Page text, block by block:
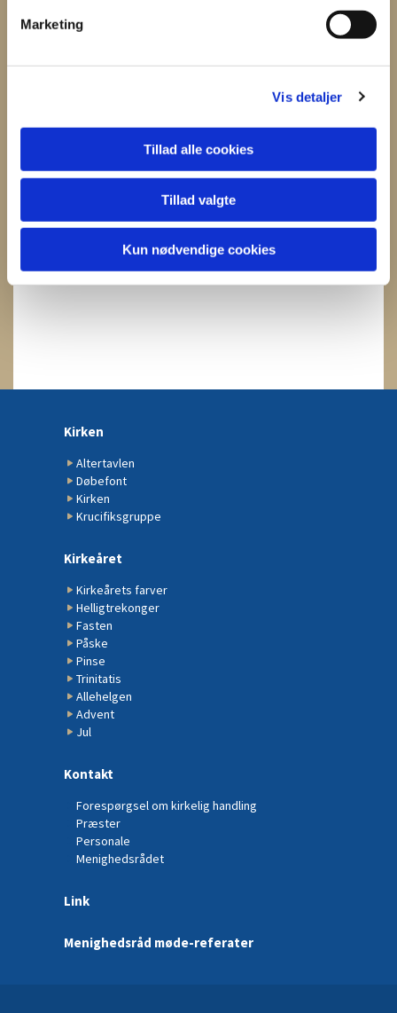
Marketing
Vis detaljer
Tillad alle cookies
Tillad valgte
Kun nødvendige cookies
Kirken
Altertavlen
Døbefont
Kirken
Krucifiksgruppe
Kirkeåret
Kirkeårets farver
Helligtrekonger
Fasten
Påske
Pinse
Trinitatis
Allehelgen
Advent
Jul
Kontakt
Forespørgsel om kirkelig handling
Præster
Personale
Menighedsrådet
Link
Menighedsråd møde-referater